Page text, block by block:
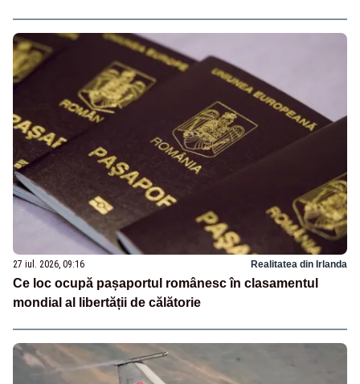
27 iul. 2026, 09:16 Realitatea din Irlanda
Ce loc ocupă pașaportul românesc în clasamentul
mondial al libertății de călătorie